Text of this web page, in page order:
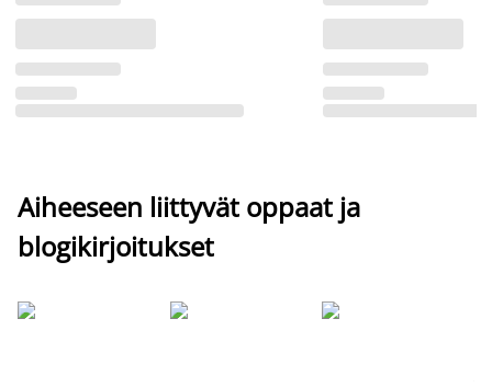
Aiheeseen liittyvät oppaat ja
blogikirjoitukset